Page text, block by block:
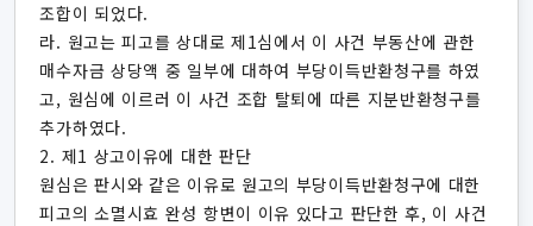
조합이 되었다.
라. 원고는 피고를 상대로 제1심에서 이 사건 부동산에 관한
매수자금 상당액 중 일부에 대하여 부당이득반환청구를 하였
고, 원심에 이르러 이 사건 조합 탈퇴에 따른 지분반환청구를
추가하였다.
2. 제1 상고이유에 대한 판단
원심은 판시와 같은 이유로 원고의 부당이득반환청구에 대한
피고의 소멸시효 완성 항변이 이유 있다고 판단한 후, 이 사건